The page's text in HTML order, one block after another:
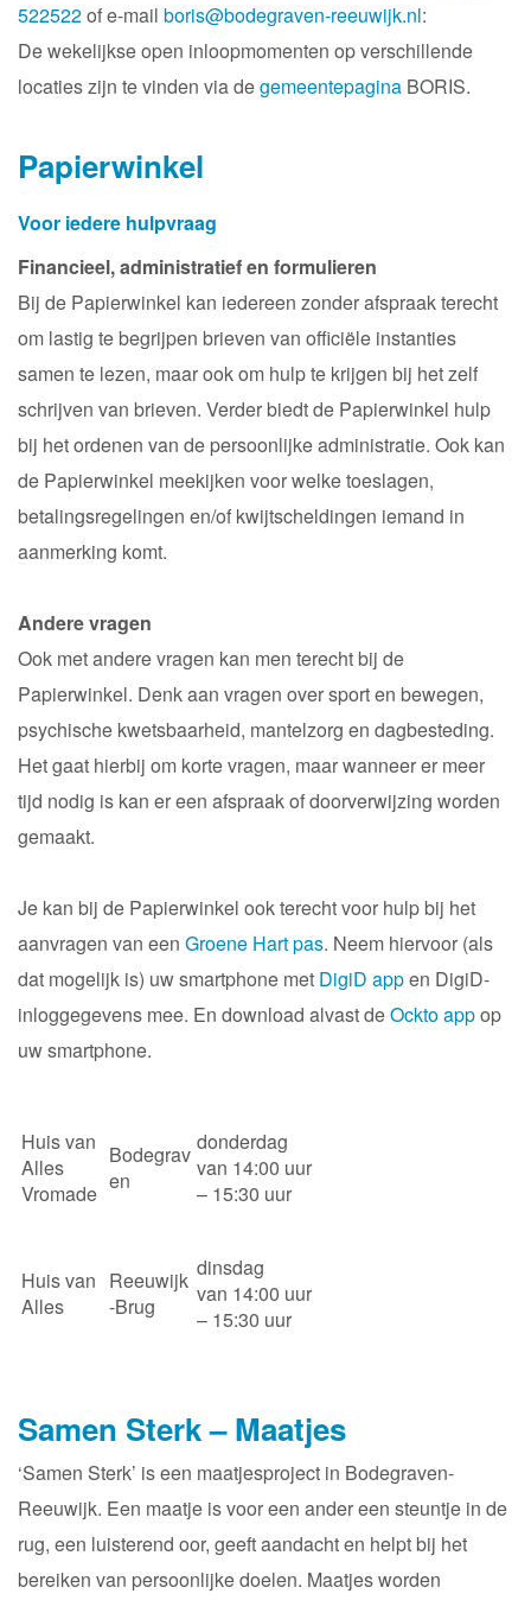
522522of e-mail boris@bodegraven-reeuwijk.nl:
De wekelijkse open inloopmomenten op verschillende
locaties zijn te vinden via degemeentepagina BORIS.
Papierwinkel
Voor iedere hulpvraag
Financieel, administratief en formulieren
Bij de Papierwinkel kan iedereen zonder afspraak terecht
om lastig te begrijpen brieven van officiële instanties
samen te lezen, maar ook om hulp te krijgen bij het zelf
schrijven van brieven. Verder biedt de Papierwinkel hulp
bij het ordenen van de persoonlijke administratie. Ook kan
de Papierwinkel meekijken voor welke toeslagen,
betalingsregelingen en/of kwijtscheldingen iemand in
aanmerking komt.
Andere vragen
Ook met andere vragen kan men terecht bij de
Papierwinkel. Denk aan vragen over sport en bewegen,
psychische kwetsbaarheid, mantelzorg en dagbesteding.
Het gaat hierbij om korte vragen, maar wanneer er meer
tijd nodig is kan er een afspraak of doorverwijzing worden
gemaakt.
Je kan bij de Papierwinkel ook terecht voor hulp bij het
aanvragen van een Groene Hart pas. Neem hiervoor (als
dat mogelijk is) uw smartphone met DigiD appen DigiD-
inloggegevens mee. En download alvast deOckto appop
uw smartphone.
Huis van
Alles
Vromade
Bodegrav
en
donderdag
van 14:00 uur
– 15:30 uur
Huis van
Alles
Reeuwijk
-Brug
dinsdag
van 14:00 uur
– 15:30 uur
Samen Sterk – Maatjes
‘Samen Sterk’ is een maatjesproject in Bodegraven-
Reeuwijk. Een maatje is voor een ander een steuntje in de
rug, een luisterend oor, geeft aandacht en helpt bij het
bereiken van persoonlijke doelen. Maatjes worden